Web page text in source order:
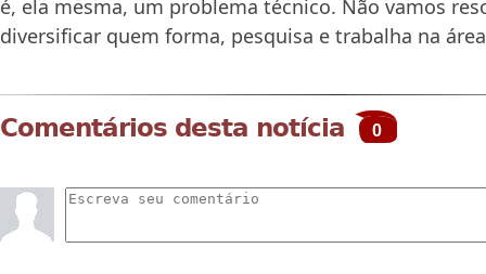
é, ela mesma, um problema técnico. Não vamos
diversificar quem forma, pesquisa e trabalha na
Comentários desta notícia 0